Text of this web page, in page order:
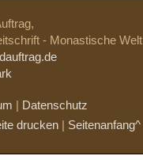
- Monastische Welt
Datenschutz
drucken
Seitenanfang^